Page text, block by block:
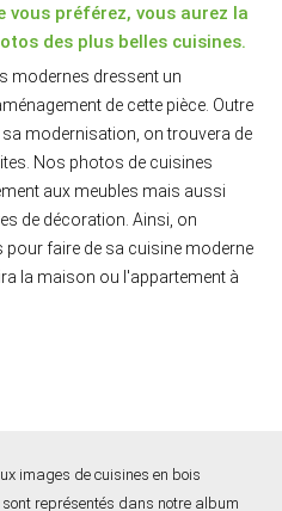
vous préférez, vous aurez la
des plus belles cuisines.
modernes dressent un
de cette pièce. Outre
modernisation, on trouvera de
Nos photos de cuisines
aux meubles mais aussi
de décoration. Ainsi, on
pour faire de sa cuisine moderne
la maison ou l'appartement à
images de cuisines en bois
représentés dans notre album